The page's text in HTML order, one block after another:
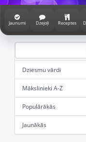
Jaunumi Dzejoļi Receptes
Dziesmu vārdi
Mākslinieki A-Z
Populārākās
Jaunākās